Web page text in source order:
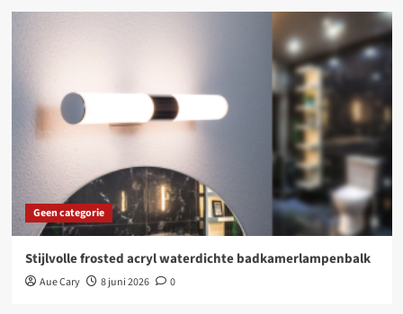
Geen categorie
Stijlvolle frosted acryl waterdichte badkamerlampenbalk
Aue Cary 8 juni 2026 0